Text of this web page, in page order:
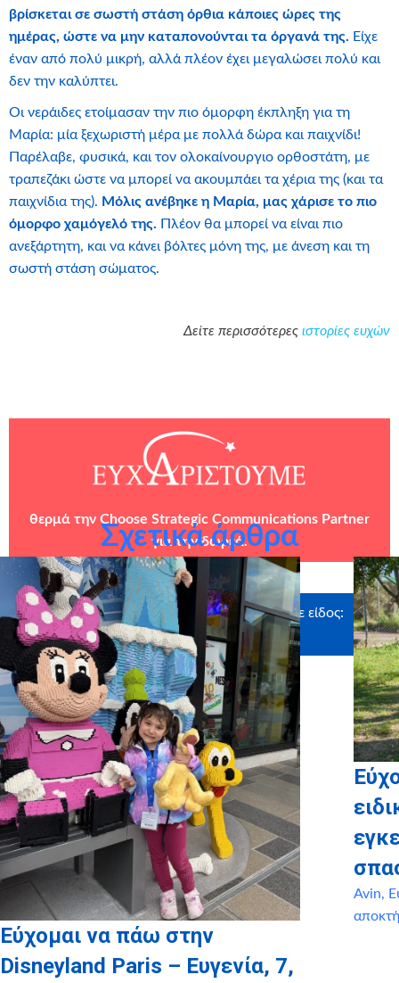
βρίσκεται σε σωστή στάση όρθια κάποιες ώρες της
ημέρας, ώστε να μην καταπονούνται τα όργανά της. Είχε
έναν από πολύ μικρή, αλλά πλέον έχει μεγαλώσει πολύ και
δεν την καλύπτει.
Οι νεράιδες ετοίμασαν την πιο όμορφη έκπληξη για τη
Μαρία: μία ξεχωριστή μέρα με πολλά δώρα και παιχνίδι!
Παρέλαβε, φυσικά, και τον ολοκαίνουργιο ορθοστάτη, με
τραπεζάκι ώστε να μπορεί να ακουμπάει τα χέρια της (και τα
παιχνίδια της). Μόλις ανέβηκε η Μαρία, μας χάρισε το πιο
όμορφο χαμόγελό της. Πλέον θα μπορεί να είναι πιο
ανεξάρτητη, και να κάνει βόλτες μόνη της, με άνεση και τη
σωστή στάση σώματος.
Δείτε περισσότερες ιστορίες ευχών
θερμά την Choose Strategic Communications Partner
για την δωρεά.
Ευχαριστούμε θερμά τους χορηγούς σε είδος:
Babyloon
Σχετικά άρθρα
Εύχομαι να πάω στην
Disneyland Paris – Ευγενία, 7,
Avin,